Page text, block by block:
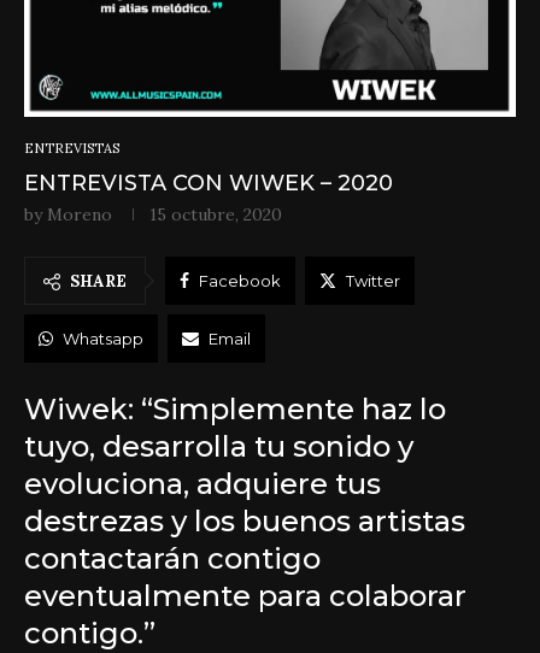
ENTREVISTAS
ENTREVISTA CON WIWEK – 2020
by Moreno 15 octubre, 2020
SHARE Facebook Twitter
Whatsapp Email
Wiwek: “Simplemente haz lo
tuyo, desarrolla tu sonido y
evoluciona, adquiere tus
destrezas y los buenos artistas
contactarán contigo
eventualmente para colaborar
contigo.”